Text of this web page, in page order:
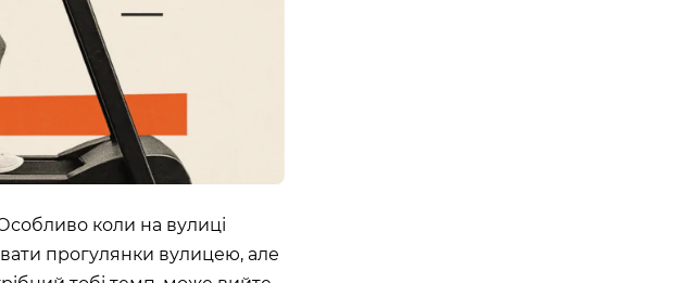
Особливо коли на вулиці
прогулянки вулицею, але